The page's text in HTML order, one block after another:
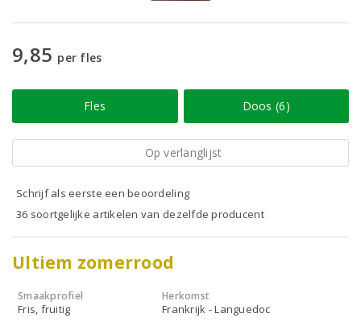
9,85 per fles
Fles Doos (6)
Op verlanglijst
Schrijf als eerste een beoordeling
36 soortgelijke artikelen van dezelfde producent
Ultiem zomerrood
Smaakprofiel
Fris, fruitig
Herkomst
Frankrijk - Languedoc